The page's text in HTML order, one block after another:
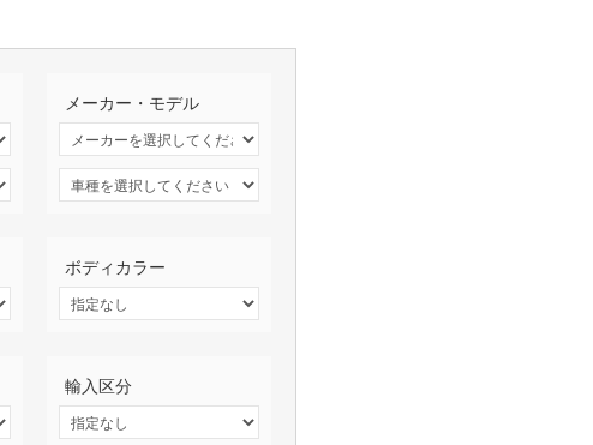
メーカー・モデル
ボディカラー
輸入区分